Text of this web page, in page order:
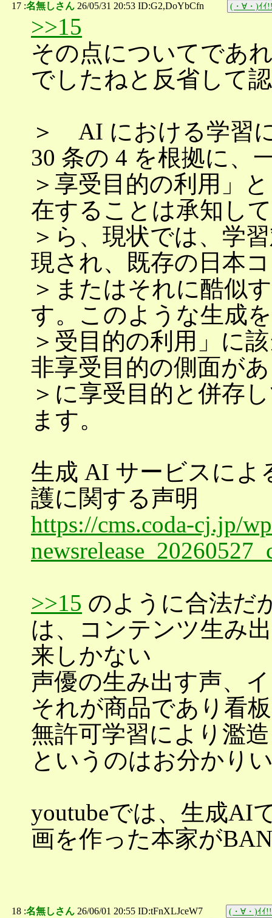
17 :名無しさん 26/05/31 20:53 ID:G2,DoYbCfn (・∀・)ｲｲ
>>15
その点についてであ
でしたねと反省して
＞ AI における学習
30 条の 4 を根拠に、
＞享受目的の利用」
在することは承知し
＞ら、現状では、学
現され、既存の日本
＞またはそれに酷似
す。このような生成
＞受目的の利用」に
非享受目的の側面が
＞に享受目的と併存
ます。
生成 AI サービスによ
護に関する声明
https://cms.coda-cj.jp/
>>15 のように合法だ
は、コンテンツ生み
来しかない
声優の生み出す声、
それが商品であり看
無許可学習により濫
というのはお分かり
youtubeでは、生成AI
画を作った本家が
18 :名無しさん 26/06/01 20:55 ID:tFnXLJceW7 (・∀・)ｲｲ!!